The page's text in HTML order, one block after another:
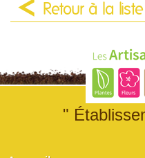
Retour à la liste
"